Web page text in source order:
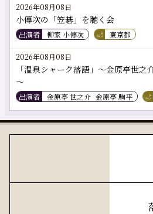
2026年08月08日
小傳次の「笠碁」を聴く会
出演者 柳家 小傳次 東京都
2026年08月08日
「温泉シャーク落語」～金原亭世
～
出演者 金原亭 世之介 金原亭 駒平